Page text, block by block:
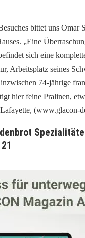
bittet uns Omar
„Eine
sich eine
Arbeitsplatz seines
74‑jährige
hier feine Pralinen,
(www.glacon-